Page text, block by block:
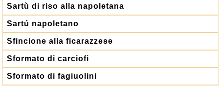
Sartù di riso alla napoletana
Sartú napoletano
Sfincione alla ficarazzese
Sformato di carciofi
Sformato di fagiuolini